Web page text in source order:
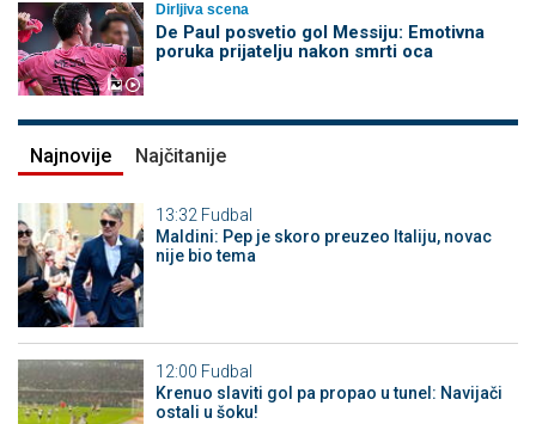
Dirljiva scena
De Paul posvetio gol Messiju: Emotivna
poruka prijatelju nakon smrti oca
Najnovije Najčitanije
13:32 Fudbal
Maldini: Pep je skoro preuzeo Italiju, novac
nije bio tema
12:00 Fudbal
Krenuo slaviti gol pa propao u tunel: Navijači
ostali u šoku!